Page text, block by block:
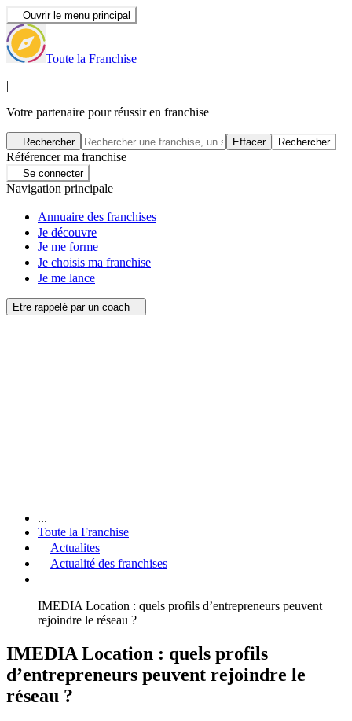
Ouvrir le menu principal
Toute la Franchise
|
Votre partenaire pour réussir en franchise
Rechercher Effacer Rechercher
Référencer ma franchise
Se connecter
Navigation principale
Annuaire des franchises
Je découvre
Je me forme
Je choisis ma franchise
Je me lance
Etre rappelé par un coach
...
Toute la Franchise
Actualites
Actualité des franchises
IMEDIA Location : quels profils d’entrepreneurs peuvent
rejoindre le réseau ?
IMEDIA Location : quels profils
d’entrepreneurs peuvent rejoindre le
réseau ?